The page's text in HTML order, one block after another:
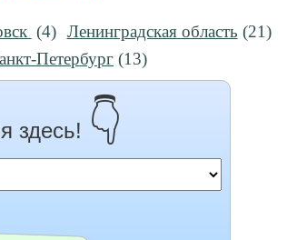
(4) Ленинградская область (21)
Петербург (13)
здесь! 👇